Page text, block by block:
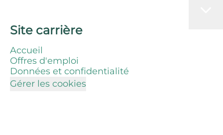
Site carrière
Accueil
Offres d'emploi
Données et confidentialité
Gérer les cookies